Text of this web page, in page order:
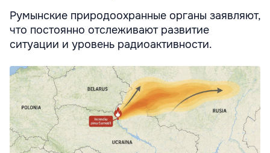
Румынские природоохранные органы заявляют,
что постоянно отслеживают развитие
ситуации и уровень радиоактивности.